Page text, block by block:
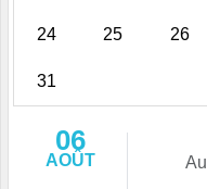
24 25 26
31
06
AOÛT